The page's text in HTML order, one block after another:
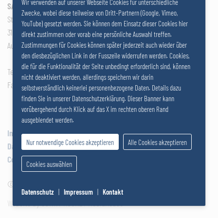
l’article
SALZER GRUPPE GmbH
Stattersdorfer Hauptstrasse 53
3100 St. Pölten
Autriche
Tel: +43 2742 290 – 0
Fax: +43 2742 290 – 169
Impressum
Datenschutz
Cookies
© 2026
Website by SUNNY ROCKET MediaHouse
Wir verwenden auf unserer Webseite Cookies für unterschiedliche
Zwecke, wobei diese teilweise von Dritt-Partnern (Google, Vimeo,
YouTube) gesetzt werden. Sie können dem Einsatz dieser Cookies hier
direkt zustimmen oder vorab eine persönliche Auswahl treffen.
Zustimmungen für Cookies können später jederzeit auch wieder über
den diesbezüglichen Link in der Fusszeile widerrufen werden. Cookies,
die für die Funktionalität der Seite unbedingt erforderlich sind, können
nicht deaktiviert werden, allerdings speichern wir darin
selbstverständlich keinerlei personenbezogene Daten. Details dazu
finden Sie in unserer Datenschutzerklärung. Dieser Banner kann
vorübergehend durch Klick auf das X im rechten oberen Rand
ausgeblendet werden.
Nur notwendige Cookies akzeptieren Alle Cookies akzeptieren
Cookies auswählen
Datenschutz | Impressum | Kontakt